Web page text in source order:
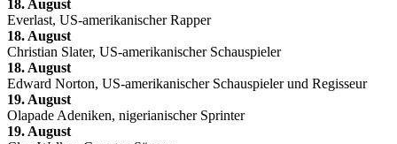
18. August
Everlast, US-amerikanischer Rapper
18. August
Christian Slater, US-amerikanischer Schauspieler
18. August
Edward Norton, US-amerikanischer Schauspieler und Regisseur
19. August
Olapade Adeniken, nigerianischer Sprinter
19. August